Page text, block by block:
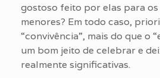
gostoso feito por elas para os
menores? Em todo caso,
“convivência”, mais do que o
um bom jeito de celebrar e
realmente significativas.